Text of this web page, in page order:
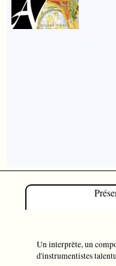
Un interprète, un
d'instrumentistes